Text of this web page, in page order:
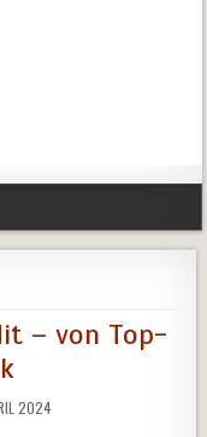
– von Top-
2024